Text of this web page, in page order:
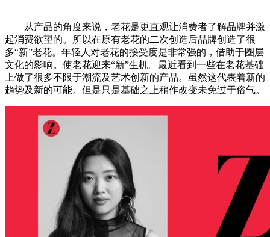
从产品的角度来说，老花是更直观让消费者了解品牌并激
起消费欲望的。所以在原有老花的二次创造后品牌创造了很
多“新”老花。年轻人对老花的接受度是非常强的，借助于圈层
文化的影响。使老花迎来“新”生机。最近看到一些在老花基础
上做了很多不限于潮流及艺术创新的产品。虽然这代表着新的
趋势及新的可能。但是只是基础之上稍作改变未免过于俗气。